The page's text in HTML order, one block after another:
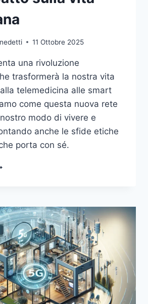
11 Ottobre 2025
una rivoluzione
trasformerà la nostra vita
telemedicina alle smart
come questa nuova rete
modo di vivere e
anche le sfide etiche
porta con sé.